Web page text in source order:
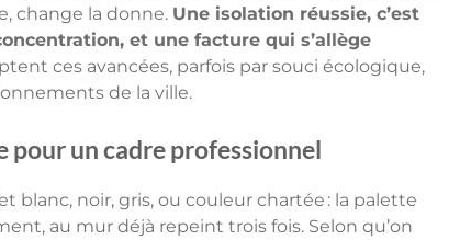
change la donne. Une isolation réussie, c’est
et une facture qui s’allège
ces avancées, parfois par souci écologique,
de la ville.
un cadre professionnel
blanc, noir, gris, ou couleur chartée : la palette
au mur déjà repeint trois fois. Selon qu’on